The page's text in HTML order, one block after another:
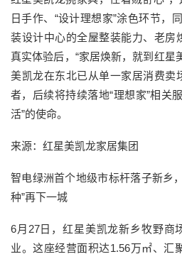
日手作、“设计理想家”涂色环节，
装设计中心的全屋整装能力、老房
真实体验后，“家居焕新，就到红星
美凯龙在东北已从单一家居消费卖
者，后续将持续落地“理想家”相关
活”的使命。
来源：红星美凯龙家居集团
智电绿洲首个地级市标杆落子新乡
种”再下一城
6月27日，红星美凯龙新乡牧野商
业。这座经营面积达1.56万㎡、汇